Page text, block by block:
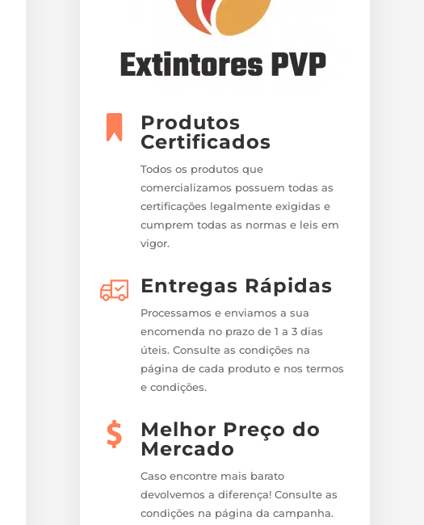
Produtos
Certificados
Todos os produtos que
comercializamos possuem todas as
certificações legalmente exigidas e
cumprem todas as normas e leis em
vigor.
Entregas Rápidas
Processamos e enviamos a sua
encomenda no prazo de 1 a 3 dias
úteis. Consulte as condições na
página de cada produto e nos termos
e condições.
Melhor Preço do
Mercado
Caso encontre mais barato
devolvemos a diferença! Consulte as
condições na página da campanha.